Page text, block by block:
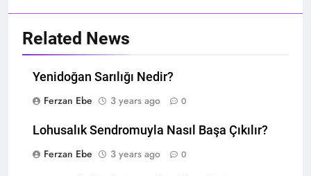
Related News
Yenidoğan Sarılığı Nedir?
Ferzan Ebe
3 years ago 0
Lohusalık Sendromuyla Nasıl Başa Çıkılır?
Ferzan Ebe
3 years ago 0